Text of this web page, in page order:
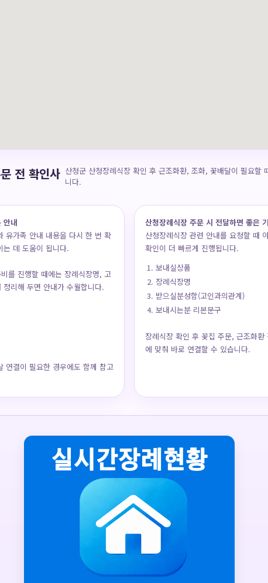
전 확인사 산청군 산청장례식장 확인 후 근조화환, 조화, 꽃배달이 필요할
니다.
안내
유가족 안내 내용을 다시 한 번 확
는 데 도움이 됩니다.
를 진행할 때에는 장례식장명, 고
리해 두면 안내가 수월합니다.
연결이 필요한 경우에도 함께 참고
산청장례식장 주문 시 전달하면 좋은
산청장례식장 관련 안내를 요청할 때
확인이 더 빠르게 진행됩니다.
보내실상품
장례식장명
받으실분성함(고인과의관계)
보내시는분 리본문구
장례식장 확인 후 꽃집 주문, 근조화
에 맞춰 바로 연결할 수 있습니다.